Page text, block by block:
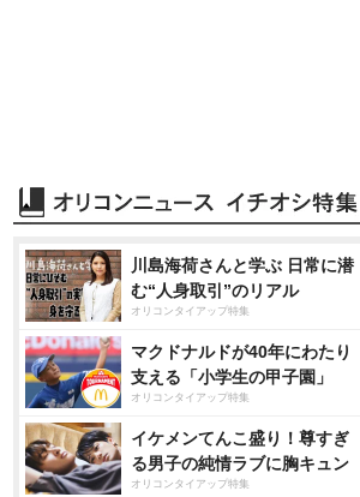
川島海荷さんと学ぶ 日常に潜
む“人身取引”のリアル
オリコンタイアップ特集
マクドナルドが40年にわたり
支える「小学生の甲子園」
オリコンタイアップ特集
イケメンてんこ盛り！尊すぎ
る男子の純情ラブに胸キュン
オリコンタイアップ特集